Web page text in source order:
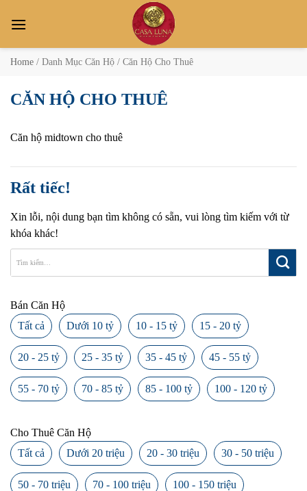
qua
dungHome / Danh Mục Căn Hộ / Căn Hộ Cho Thuê
CĂN HỘ CHO THUÊ
Căn hộ midtown cho thuê
Rất tiếc!
Xin lỗi, nội dung bạn tìm không có sẵn, vui lòng tìm kiếm với từ
khóa khác!
Bán Căn Hộ
Tất cả
Dưới 10 tỷ 10 - 15 tỷ 15 - 20 tỷ
20 - 25 tỷ 25 - 35 tỷ 35 - 45 tỷ 45 - 55 tỷ
55 - 70 tỷ 70 - 85 tỷ 85 - 100 tỷ 100 - 120 tỷ
Cho Thuê Căn Hộ
Tất cả
Dưới 20 triệu 20 - 30 triệu 30 - 50 triệu
50 - 70 triệu 70 - 100 triệu 100 - 150 triệu